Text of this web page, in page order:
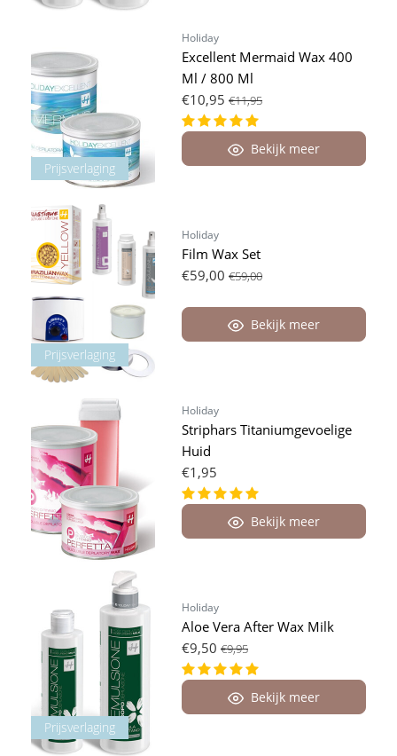
Prijsverlaging
Holiday
Excellent Mermaid Wax 400
Ml / 800 Ml
€10,95 €11,95
Bekijk meer
Prijsverlaging
Holiday
Film Wax Set
€59,00 €59,00
Bekijk meer
Holiday
Striphars Titaniumgevoelige
Huid
€1,95
Bekijk meer
Prijsverlaging
Holiday
Aloe Vera After Wax Milk
€9,50 €9,95
Bekijk meer